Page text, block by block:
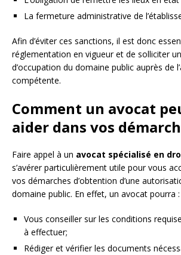
La fermeture administrative de
Afin d’éviter ces sanctions, il est donc
réglementation en vigueur et de solliciter
d’occupation du domaine public auprès de
compétente.
Comment un avocat
aider dans vos
Faire appel à un avocat spécialisé en
s’avérer particulièrement utile pour vous
vos démarches d’obtention d’une
domaine public. En effet, un avocat pourra :
Vous conseiller sur les conditions
à effectuer;
Rédiger et vérifier les documents